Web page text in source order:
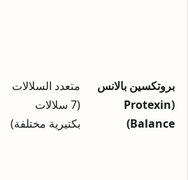
بروتكسين بالانس
(Protexin
Balance)
متعدد السلالات
(7 سلالات
بكتيرية مختلفة)